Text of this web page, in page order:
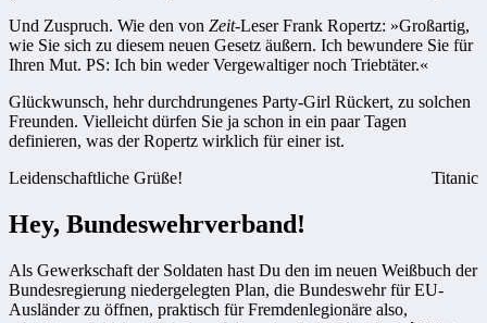
Und Zuspruch. Wie den von Zeit-Leser Frank Ropertz: »Großartig,
wie Sie sich zu diesem neuen Gesetz äußern. Ich bewundere Sie für
Ihren Mut. PS: Ich bin weder Vergewaltiger noch Triebtäter.«
Glückwunsch, hehr durchdrungenes Party-Girl Rückert, zu solchen
Freunden. Vielleicht dürfen Sie ja schon in ein paar Tagen
definieren, was der Ropertz wirklich für einer ist.
Leidenschaftliche Grüße!
Titanic
Hey, Bundeswehrverband!
Als Gewerkschaft der Soldaten hast Du den im neuen Weißbuch der
Bundesregierung niedergelegten Plan, die Bundeswehr für EU-
Ausländer zu öffnen, praktisch für Fremdenlegionäre also,